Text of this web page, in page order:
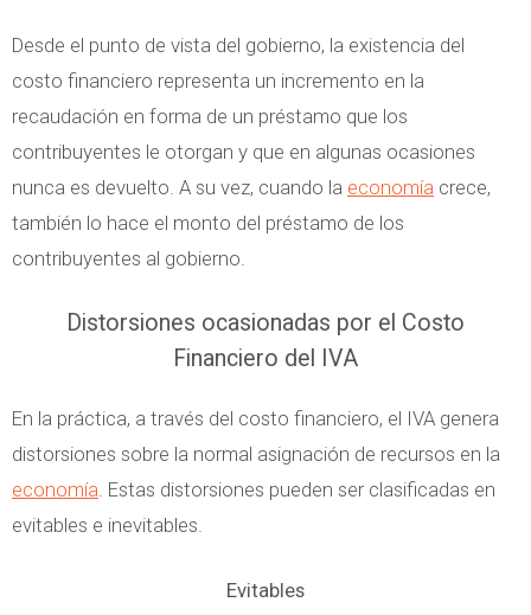
Desde el punto de vista del gobierno, la existencia del
costo financiero representa un incremento en la
recaudación en forma de un préstamo que los
contribuyentes le otorgan y que en algunas ocasiones
nunca es devuelto. A su vez, cuando la economía crece,
también lo hace el monto del préstamo de los
contribuyentes al gobierno.
Distorsiones ocasionadas por el Costo
Financiero del IVA
En la práctica, a través del costo financiero, el IVA genera
distorsiones sobre la normal asignación de recursos en la
economía . Estas distorsiones pueden ser clasificadas en
evitables e inevitables.
Evitables